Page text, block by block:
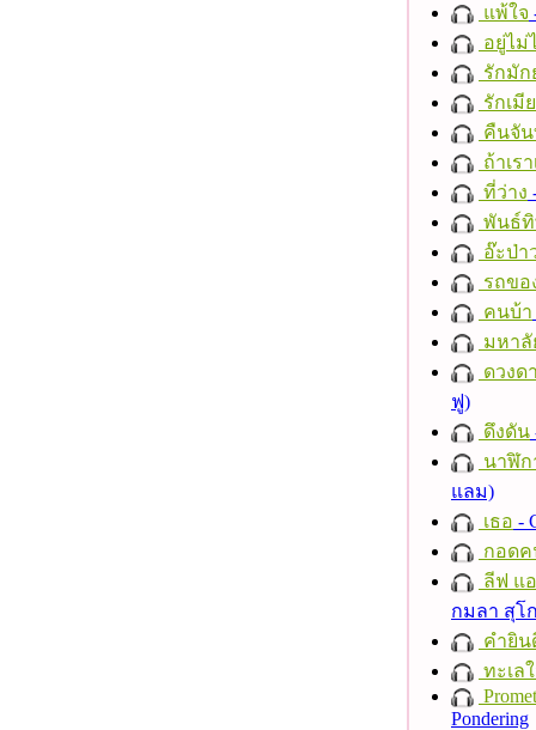
แพ้ใจ
อยู่ไม่
รักมัก
รักเมี
คืนจั
ถ้าเร
ที่ว่าง
พันธ์
อ๊ะป่า
รถขอ
คนบ้า
มหาลั
ดวงด
ฟู)
ดึงดัน
นาฬิก
แลม)
เธอ -
กอดค
ลีฟ แอ
กมลา สุโ
คำยิน
ทะเล
Pondering